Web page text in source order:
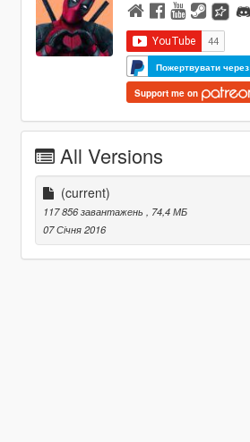
Пожертвувати через
Support me on
All Versions
(current)
117 856 завантажень
, 74,4 МБ
07 Січня 2016